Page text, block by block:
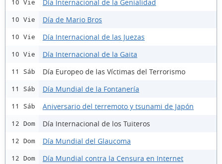
10 Vie Día Internacional de la Genialidad
10 Vie Día de Mario Bros
10 Vie Día Internacional de las Juezas
10 Vie Día Internacional de la Gaita
11 Sáb Día Europeo de las Víctimas del Terrorismo
11 Sáb Día Mundial de la Fontanería
11 Sáb Aniversario del terremoto y tsunami de Japón
12 Dom Día Internacional de los Tuiteros
12 Dom Día Mundial del Glaucoma
12 Dom Día Mundial contra la Censura en Internet